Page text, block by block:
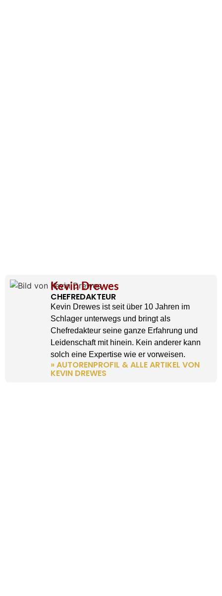
Kevin Drewes
CHEFREDAKTEUR
Kevin Drewes ist seit über 10 Jahren im
Schlager unterwegs und bringt als
Chefredakteur seine ganze Erfahrung und
Leidenschaft mit hinein. Kein anderer kann
solch eine Expertise wie er vorweisen.
» AUTORENPROFIL & ALLE ARTIKEL VON
KEVIN DREWES